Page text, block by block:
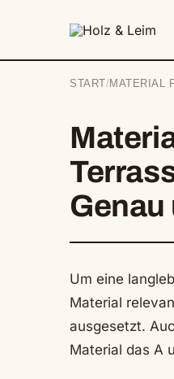
START / MATERIAL
Genau
Um eine
Material
ausgesetzt.
Material das A